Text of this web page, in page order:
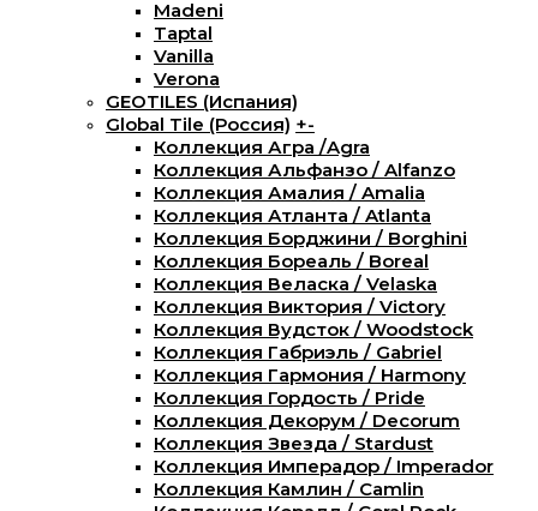
Madeni
Taptal
Vanilla
Verona
GEOTILES (Испания)
Global Tile (Россия) +-
Коллекция Агра /Agra
Коллекция Альфанзо / Alfanzo
Коллекция Амалия / Amalia
Коллекция Атланта / Atlanta
Коллекция Борджини / Borghini
Коллекция Бореаль / Boreal
Коллекция Веласка / Velaska
Коллекция Виктория / Victory
Коллекция Вудсток / Woodstock
Коллекция Габриэль / Gabriel
Коллекция Гармония / Harmony
Коллекция Гордость / Pride
Коллекция Декорум / Decorum
Коллекция Звезда / Stardust
Коллекция Имперадор / Imperador
Коллекция Камлин / Camlin